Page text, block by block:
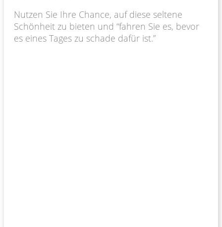
Nutzen Sie Ihre Chance, auf diese seltene
Schönheit zu bieten und “fahren Sie es, bevor
es eines Tages zu schade dafür ist.”